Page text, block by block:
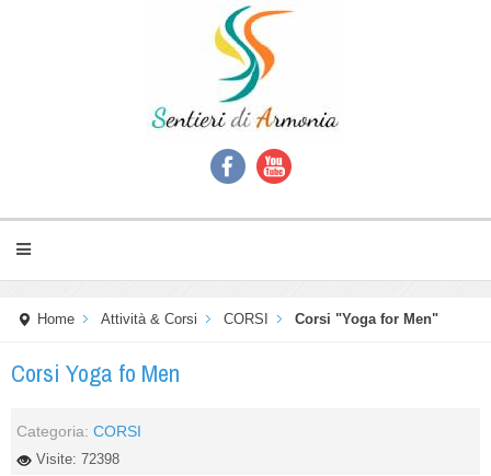
Home Attività & Corsi CORSI Corsi "Yoga for Men"
Corsi Yoga fo Men
Categoria: CORSI
Visite: 72398